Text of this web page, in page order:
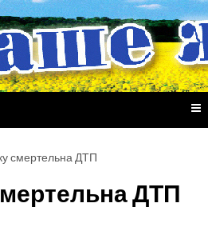
смертельна ДТП
ДТП